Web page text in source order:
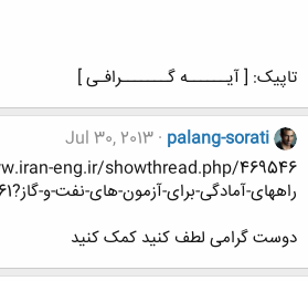
تاپیک: [ آیــــــه گـــــــرافـی ]
palang-sorati
Jul 30, 2013
راههای-آمادگی-برای-آزمون-های-نفت-و-گاز?p=6620661#post6620661
دوست گرامی لطف کنید کمک کنید